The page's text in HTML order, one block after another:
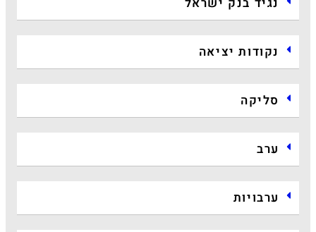
נקודות יציאה
סליקה
ערב
ערבויות